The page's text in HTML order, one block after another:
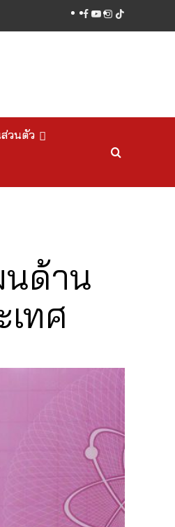
facebook
youtube
instagram
tiktok
ส่วนตัว
นด้าน
ทศ